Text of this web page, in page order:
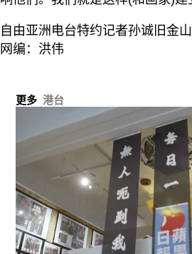
自由亚洲电台特约记者孙诚旧金
网编：洪伟
更多 港台